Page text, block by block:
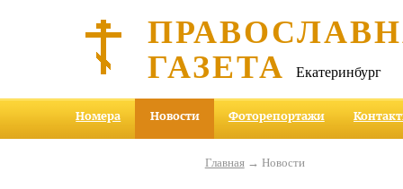
ГАЗЕТА Екатеринбург
Номера Новости Фоторепортажи
Главная→ Новости